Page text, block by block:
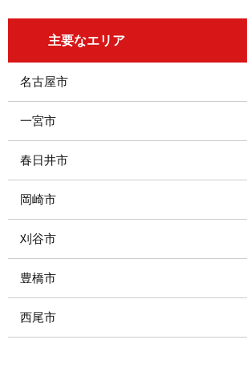
主要なエリア
名古屋市
一宮市
春日井市
岡崎市
刈谷市
豊橋市
西尾市